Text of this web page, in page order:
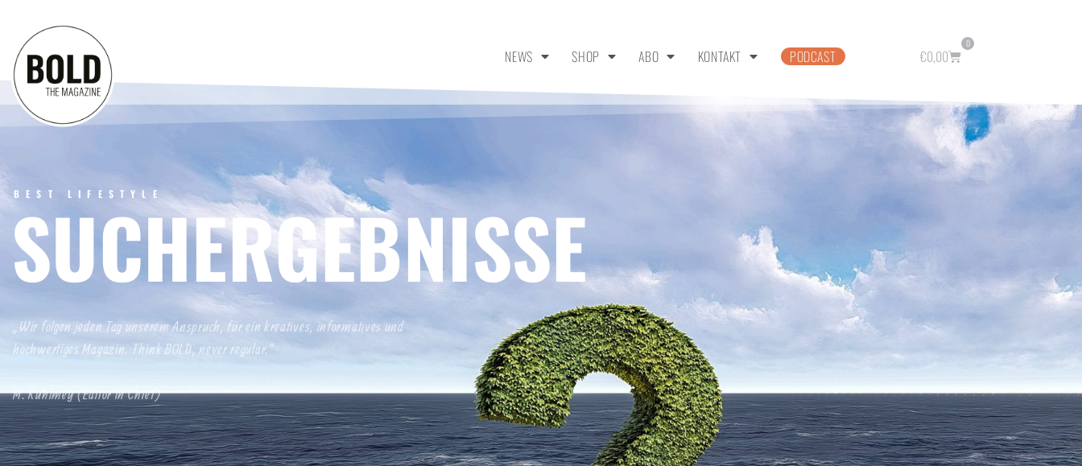
NEWS SHOP ABO KONTAKT PODCAST €0,00
0
BEST LIFESTYLE
SUCHERGEBNISSE
„Wir folgen jeden Tag unserem Anspruch, für ein kreatives, informatives und
hochwertiges Magazin. Think BOLD, never regular.“
M. Kuhlmey (Editor in Chief)